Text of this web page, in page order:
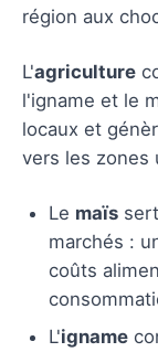
région aux
L'agriculture
l'igname et le
locaux et
vers les zones
Le maïs
marchés :
coûts
L'igname